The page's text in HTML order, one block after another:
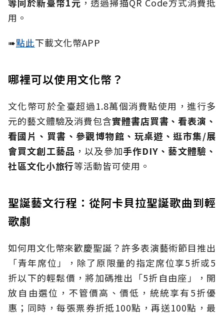
用。
➠點此下載文化幣APP
哪裡可以使用文化幣？
文化幣可於全臺超過1.8萬個消費點使用，進行多
元的藝文體驗及消費包含實體書店買書、看表演、
看國片、買書、參觀博物館、玩桌遊、逛市集/展
會買文創工藝品 ，以及參加手作DIY 、藝文體驗、
社區文化小旅行等活動皆可使用。
聖誕藝文行程：從阿卡貝拉聖誕歌曲到輕
歌劇
如何用文化幣來歡慶聖誕？許多表演藝術節目推出
「青年席位」，除了原限量的指定席位享5折或5
折以下的輕鬆價，將加碼推出「5折自由座」，開
放自由選位，不管價高、價低，統統享有5折優
惠；同時，每張票券折抵100點，再送100點，最